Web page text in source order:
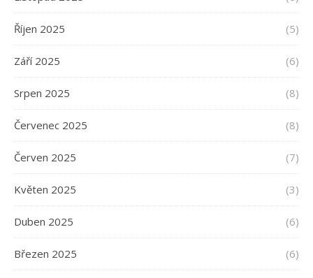
Říjen 2025 (5)
Září 2025 (6)
Srpen 2025 (8)
Červenec 2025 (8)
Červen 2025 (7)
Květen 2025 (3)
Duben 2025 (6)
Březen 2025 (6)